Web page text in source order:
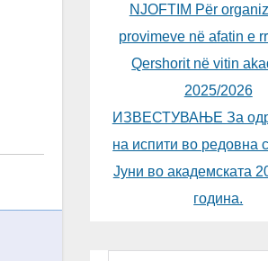
NJOFTIM Për
provimeve në afatin e
Qershorit në vitin
2025/2026
ИЗВЕСТУВАЊЕ За
на испити во редовна
Јуни во академската
година.